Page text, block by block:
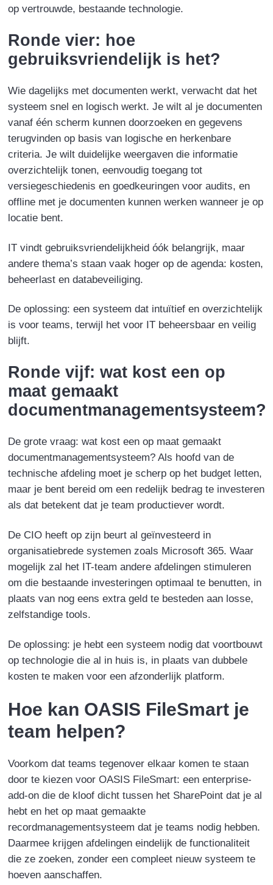
op vertrouwde, bestaande technologie.
Ronde vier: hoe
gebruiksvriendelijk is het?
Wie dagelijks met documenten werkt, verwacht dat het
systeem snel en logisch werkt. Je wilt al je documenten
vanaf één scherm kunnen doorzoeken en gegevens
terugvinden op basis van logische en herkenbare
criteria. Je wilt duidelijke weergaven die informatie
overzichtelijk tonen, eenvoudig toegang tot
versiegeschiedenis en goedkeuringen voor audits, en
offline met je documenten kunnen werken wanneer je op
locatie bent.
IT vindt gebruiksvriendelijkheid óók belangrijk, maar
andere thema’s staan vaak hoger op de agenda: kosten,
beheerlast en databeveiliging.
De oplossing: een systeem dat intuïtief en overzichtelijk
is voor teams, terwijl het voor IT beheersbaar en veilig
blijft.
Ronde vijf: wat kost een op
maat gemaakt
documentmanagementsysteem?
De grote vraag: wat kost een op maat gemaakt
documentmanagementsysteem? Als hoofd van de
technische afdeling moet je scherp op het budget letten,
maar je bent bereid om een redelijk bedrag te investeren
als dat betekent dat je team productiever wordt.
De CIO heeft op zijn beurt al geïnvesteerd in
organisatiebrede systemen zoals Microsoft 365. Waar
mogelijk zal het IT-team andere afdelingen stimuleren
om die bestaande investeringen optimaal te benutten, in
plaats van nog eens extra geld te besteden aan losse,
zelfstandige tools.
De oplossing: je hebt een systeem nodig dat voortbouwt
op technologie die al in huis is, in plaats van dubbele
kosten te maken voor een afzonderlijk platform.
Hoe kan OASIS FileSmart je
team helpen?
Voorkom dat teams tegenover elkaar komen te staan
door te kiezen voor OASIS FileSmart: een enterprise-
add-on die de kloof dicht tussen het SharePoint dat je al
hebt en het op maat gemaakte
recordmanagementsysteem dat je teams nodig hebben.
Daarmee krijgen afdelingen eindelijk de functionaliteit
die ze zoeken, zonder een compleet nieuw systeem te
hoeven aanschaffen.